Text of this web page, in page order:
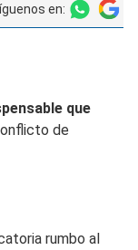
en:
que
de
rumbo al